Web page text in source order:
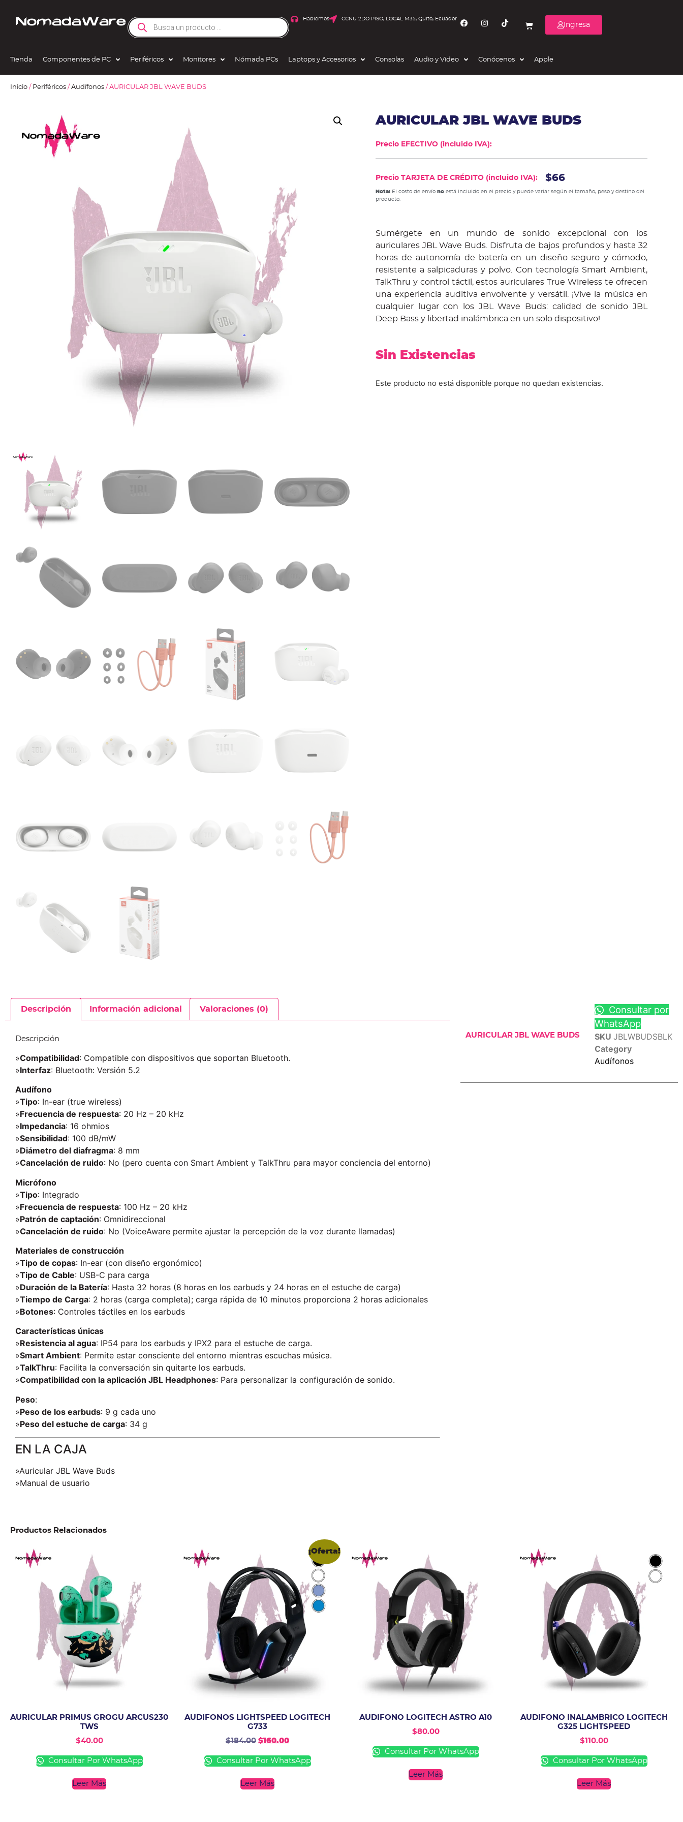
Hablemos CCNU 2DO PISO, LOCAL M35, Quito, Ecuador
Ingresa
Tienda Componentes de PC Periféricos Monitores Nómada PCs Laptops y Accesorios Consolas Audio y Video Conócenos Apple
Inicio / Periféricos / Audífonos / AURICULAR JBL WAVE BUDS
AURICULAR JBL WAVE BUDS
Precio EFECTIVO (incluido IVA):
Precio TARJETA DE CRÉDITO (incluido IVA): $66
Nota:El costo de envío noestá incluido en el precio y puede variar según el tamaño, peso y destino del
producto.
Sumérgete en un mundo de sonido excepcional con los
auriculares JBL Wave Buds. Disfruta de bajos profundos y hasta 32
horas de autonomía de batería en un diseño seguro y cómodo,
resistente a salpicaduras y polvo. Con tecnología Smart Ambient,
TalkThru y control táctil, estos auriculares True Wireless te ofrecen
una experiencia auditiva envolvente y versátil. ¡Vive la música en
cualquier lugar con los JBL Wave Buds: calidad de sonido JBL
Deep Bass y libertad inalámbrica en un solo dispositivo!
Sin Existencias
Este producto no está disponible porque no quedan existencias.
Descripción Información adicional Valoraciones (0)
Descripción
»Compatibilidad: Compatible con dispositivos que soportan Bluetooth.
»Interfaz: Bluetooth: Versión 5.2
Audífono
»Tipo: In-ear (true wireless)
»Frecuencia de respuesta: 20 Hz – 20 kHz
»Impedancia: 16 ohmios
»Sensibilidad: 100 dB/mW
»Diámetro del diafragma: 8 mm
»Cancelación de ruido: No (pero cuenta con Smart Ambient y TalkThru para mayor conciencia del entorno)
Micrófono
»Tipo: Integrado
»Frecuencia de respuesta: 100 Hz – 20 kHz
»Patrón de captación: Omnidireccional
»Cancelación de ruido: No (VoiceAware permite ajustar la percepción de la voz durante llamadas)
Materiales de construcción
»Tipo de copas: In-ear (con diseño ergonómico)
»Tipo de Cable: USB-C para carga
»Duración de la Batería: Hasta 32 horas (8 horas en los earbuds y 24 horas en el estuche de carga)
»Tiempo de Carga: 2 horas (carga completa); carga rápida de 10 minutos proporciona 2 horas adicionales
»Botones: Controles táctiles en los earbuds
Características únicas
»Resistencia al agua: IP54 para los earbuds y IPX2 para el estuche de carga.
»Smart Ambient: Permite estar consciente del entorno mientras escuchas música.
»TalkThru: Facilita la conversación sin quitarte los earbuds.
»Compatibilidad con la aplicación JBL Headphones: Para personalizar la configuración de sonido.
Peso:
»Peso de los earbuds: 9 g cada uno
»Peso del estuche de carga: 34 g
EN LA CAJA
»Auricular JBL Wave Buds
»Manual de usuario
AURICULAR JBL WAVE BUDS
Consultar por
WhatsApp
SKU JBLWBUDSBLK
Category
Audífonos
Productos Relacionados
AURICULAR PRIMUS GROGU ARCUS230
TWS
$40.00
Consultar Por WhatsApp
Leer Más
¡Oferta!
AUDIFONOS LIGHTSPEED LOGITECH
G733
$184.00 $160.00
Consultar Por WhatsApp
Leer Más
AUDIFONO LOGITECH ASTRO A10
$80.00
Consultar Por WhatsApp
Leer Más
AUDIFONO INALAMBRICO LOGITECH
G325 LIGHTSPEED
$110.00
Consultar Por WhatsApp
Leer Más